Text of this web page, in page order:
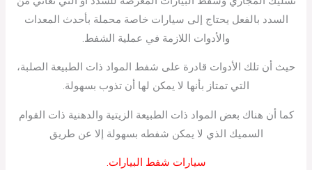
السدد بالفعل يحتاج إلى سيارات خاصة محملة بأحدث المعدات
والأدوات اللازمة في عملية الشفط.
حيث أن تلك الأدوات قادرة على شفط المواد ذات الطبيعة الصلبة،
التي تمتاز بأنها لا يمكن لها أن تذوب بسهولة.
كما أن هناك بعض المواد ذات الطبيعة الزيتية والدهنية ذات القوام
السميك الذي لا يمكن شفطه بسهولة إلا عن طريق
سيارات شفط البيارات.